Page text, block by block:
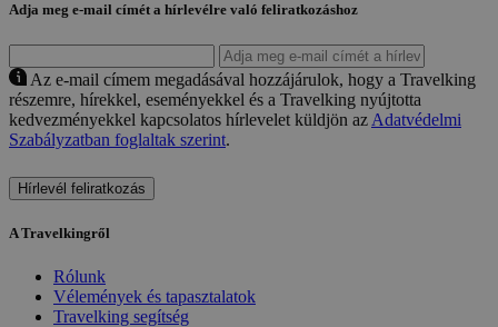
Adja meg e-mail címét a hírlevélre való feliratkozáshoz
Az e-mail címem megadásával hozzájárulok, hogy a Travelking
részemre, hírekkel, eseményekkel és a Travelking nyújtotta
kedvezményekkel kapcsolatos hírlevelet küldjön az Adatvédelmi
Szabályzatban foglaltak szerint.
Hírlevél feliratkozás
A Travelkingről
Rólunk
Vélemények és tapasztalatok
Travelking segítség